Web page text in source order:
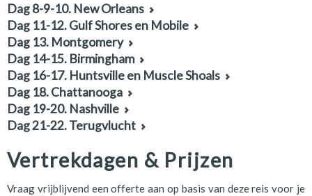
Dag 8-9-10. New Orleans
Dag 11-12. Gulf Shores en Mobile
Dag 13. Montgomery
Dag 14-15. Birmingham
Dag 16-17. Huntsville en Muscle Shoals
Dag 18. Chattanooga
Dag 19-20. Nashville
Dag 21-22. Terugvlucht
Vertrekdagen & Prijzen
Vraag vrijblijvend een offerte aan op basis van deze reis voor je